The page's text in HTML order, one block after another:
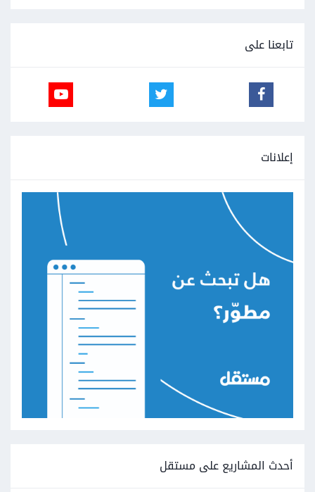
تابعنا على
إعلانات
أحدث المشاريع على مستقل